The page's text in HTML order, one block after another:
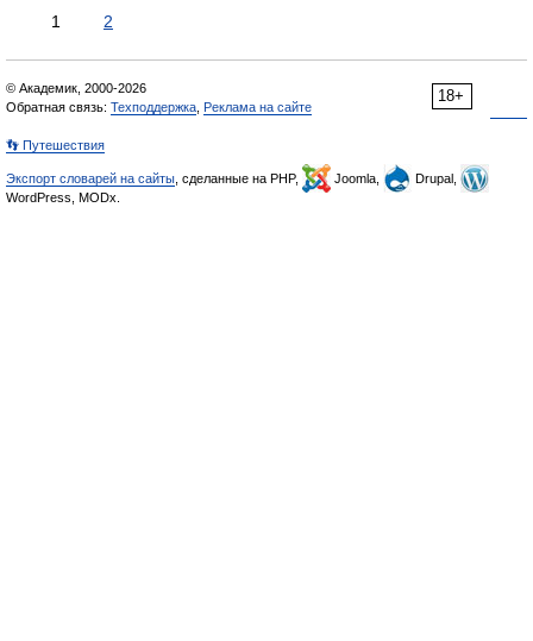
1 2
18+
© Академик, 2000-2026
Обратная связь: Техподдержка Реклама на сайте
👣 Путешествия
Экспорт словарей на сайты , сделанные на PHP, Joomla,
Drupal,
WordPress, MODx.